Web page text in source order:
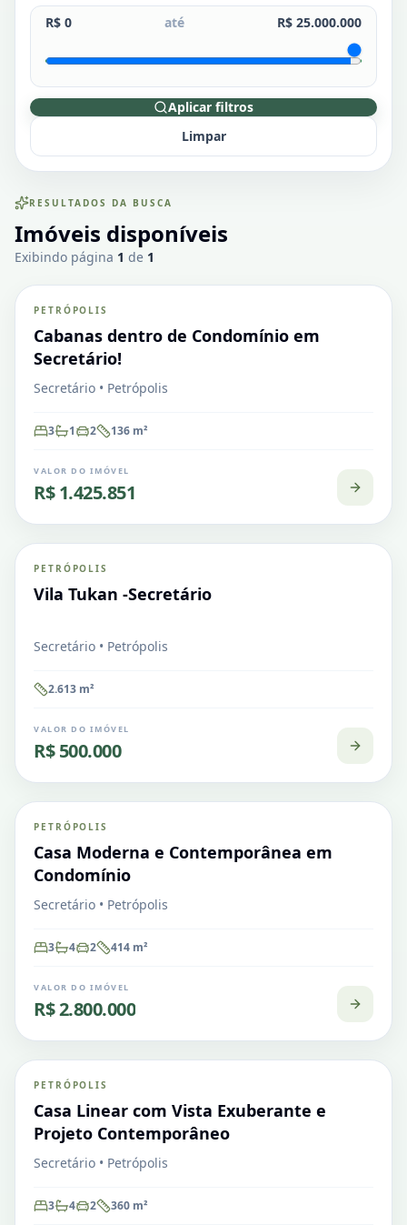
R$ 0 até R$ 25.000.000
Aplicar filtros
Limpar
RESULTADOS DA BUSCA
Imóveis disponíveis
Exibindo página 1 de 1
VENDA Casa em Condomínio
Secretário
PETRÓPOLIS
Cabanas dentro de Condomínio em
Secretário!
Secretário • Petrópolis
3 1 2 136 m²
VALOR DO IMÓVEL
R$ 1.425.851
VENDA Terreno em Condomínio
PETRÓPOLIS
Vila Tukan -Secretário
Secretário • Petrópolis
2.613 m²
VALOR DO IMÓVEL
R$ 500.000
VENDA Casa em Condomínio
PETRÓPOLIS
Casa Moderna e Contemporânea em
Condomínio
Secretário • Petrópolis
3 4 2 414 m²
VALOR DO IMÓVEL
R$ 2.800.000
VENDA Casa em Condomínio
PETRÓPOLIS
Casa Linear com Vista Exuberante e
Projeto Contemporâneo
Secretário • Petrópolis
3 4 2 360 m²